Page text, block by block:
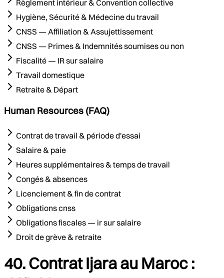
Règlement intérieur & Convention collective
Hygiène, Sécurité & Médecine du travail
CNSS — Affiliation & Assujettissement
CNSS — Primes & Indemnités soumises ou non
Fiscalité — IR sur salaire
Travail domestique
Retraite & Départ
Human Resources (FAQ)
Contrat de travail & période d'essai
Salaire & paie
Heures supplémentaires & temps de travail
Congés & absences
Licenciement & fin de contrat
Obligations cnss
Obligations fiscales — ir sur salaire
Droit de grève & retraite
40. Contrat Ijara au Maroc :